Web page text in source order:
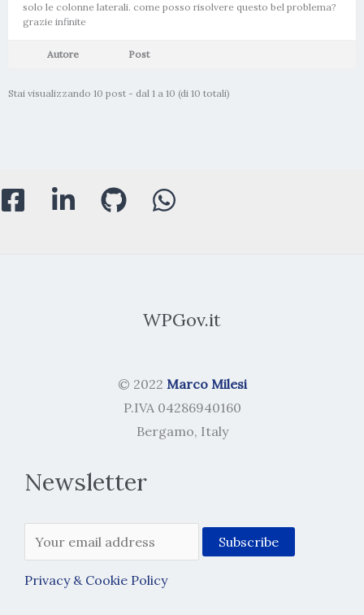
solo le colonne laterali. come posso risolvere questo bel problema?
grazie infinite
Autore Post
Stai visualizzando 10 post - dal 1 a 10 (di 10 totali)
WPGov.it
© 2022 Marco Milesi
P.IVA 04286940160
Bergamo, Italy
Newsletter
Privacy & Cookie Policy